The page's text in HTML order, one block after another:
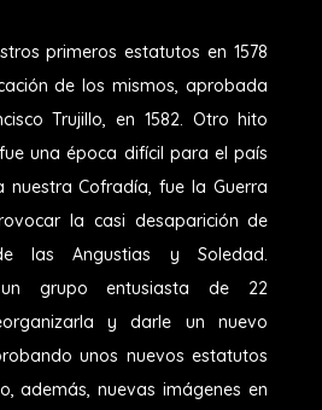
primeros estatutos en 1578
de los mismos, aprobada
Trujillo, en 1582. Otro hito
una época difícil para el país
nuestra Cofradía, fue la Guerra
la casi desaparición de
las Angustias y Soledad.
un grupo entusiasta de 22
y darle un nuevo
unos nuevos estatutos
además, nuevas imágenes en